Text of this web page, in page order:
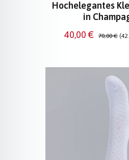
Hochelegantes
in
Verkaufspreis:
40,00 € Regulärer
70,00 €